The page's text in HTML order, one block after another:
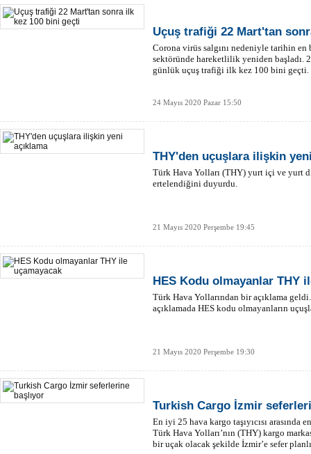
Uçuş trafiği 22 Mart'tan
Corona virüs salgını nedeniyle tarihin
sektöründe hareketlilik yeniden başladı.
günlük uçuş trafiği ilk kez 100 bini geçti.
24 Mayıs 2020 Pazar 15:50
THY'den uçuşlara ilişkin
Türk Hava Yolları (THY) yurt içi ve yurt
ertelendiğini duyurdu.
21 Mayıs 2020 Perşembe 19:45
HES Kodu olmayanlar THY
Türk Hava Yollarından bir açıklama
açıklamada HES kodu olmayanların
21 Mayıs 2020 Perşembe 19:30
Turkish Cargo İzmir
En iyi 25 hava kargo taşıyıcısı arasında
Türk Hava Yolları’nın (THY) kargo
bir uçak olacak şekilde İzmir’e sefer